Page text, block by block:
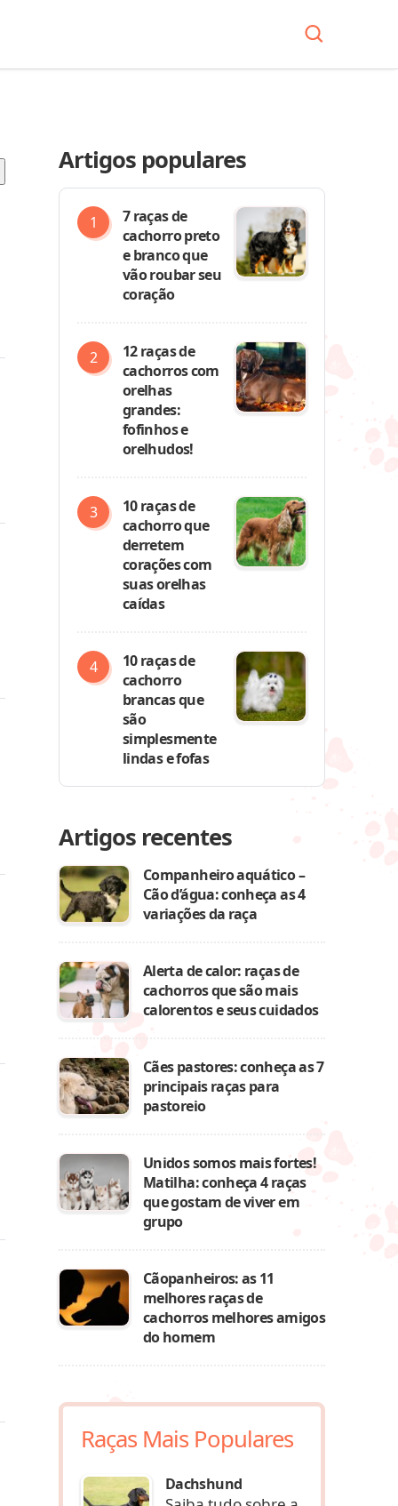
Artigos populares
7 raças de
cachorro preto
e branco que
vão roubar seu
coração
12 raças de
cachorros com
orelhas
grandes:
fofinhos e
orelhudos!
10 raças de
cachorro que
derretem
corações com
suas orelhas
caídas
10 raças de
cachorro
brancas que
são
simplesmente
lindas e fofas
Artigos recentes
Companheiro aquático –
Cão d’água: conheça as 4
variações da raça
Alerta de calor: raças de
cachorros que são mais
calorentos e seus cuidados
Cães pastores: conheça as 7
principais raças para
pastoreio
Unidos somos mais fortes!
Matilha: conheça 4 raças
que gostam de viver em
grupo
Cãopanheiros: as 11
melhores raças de
cachorros melhores amigos
do homem
Raças Mais Populares
Dachshund